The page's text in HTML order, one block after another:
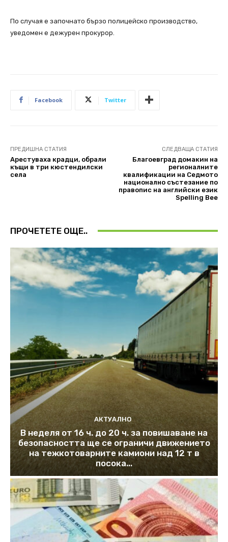
По случая е започнато бързо полицейско производство,
уведомен е дежурен прокурор.
Facebook Twitter
ПРЕДИШНА СТАТИЯ
Aрестуваха крадци, обрали
къщи в три кюстендилски
села
СЛЕДВАЩА СТАТИЯ
Благоевград домакин на
регионалните
квалификации на Седмото
национално състезание по
правопис на английски език
Spelling Bee
ПРОЧЕТЕТЕ ОЩЕ..
АКТУАЛНО
В неделя от 16 ч. до 20 ч. за повишаване на
безопасността ще се ограничи движението
на тежкотоварните камиони над 12 т в
посока...